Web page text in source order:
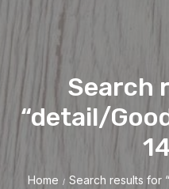
Search
“detail/
Home / Search results for